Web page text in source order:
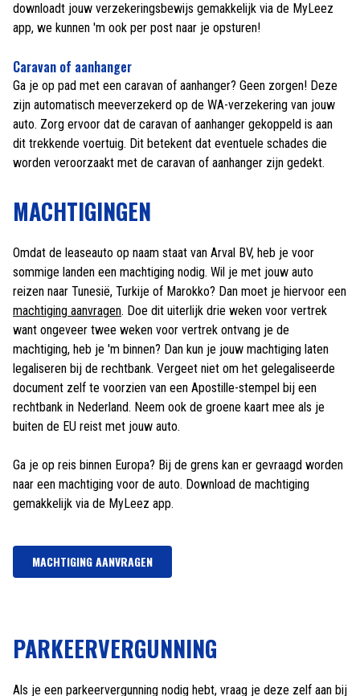
downloadt jouw verzekeringsbewijs gemakkelijk via de MyLeez
app, we kunnen 'm ook per post naar je opsturen!
Caravan of aanhanger
Ga je op pad met een caravan of aanhanger? Geen zorgen! Deze
zijn automatisch meeverzekerd op de WA-verzekering van jouw
auto. Zorg ervoor dat de caravan of aanhanger gekoppeld is aan
dit trekkende voertuig. Dit betekent dat eventuele schades die
worden veroorzaakt met de caravan of aanhanger zijn gedekt.
MACHTIGINGEN
Omdat de leaseauto op naam staat van Arval BV, heb je voor
sommige landen een machtiging nodig. Wil je met jouw auto
reizen naar Tunesië, Turkije of Marokko? Dan moet je hiervoor een
machtiging aanvragen. Doe dit uiterlijk drie weken voor vertrek
want ongeveer twee weken voor vertrek ontvang je de
machtiging, heb je 'm binnen? Dan kun je jouw machtiging laten
legaliseren bij de rechtbank. Vergeet niet om het gelegaliseerde
document zelf te voorzien van een Apostille-stempel bij een
rechtbank in Nederland. Neem ook de groene kaart mee als je
buiten de EU reist met jouw auto.
Ga je op reis binnen Europa? Bij de grens kan er gevraagd worden
naar een machtiging voor de auto. Download de machtiging
gemakkelijk via de MyLeez app.
MACHTIGING AANVRAGEN
PARKEERVERGUNNING
Als je een parkeervergunning nodig hebt, vraag je deze zelf aan bij